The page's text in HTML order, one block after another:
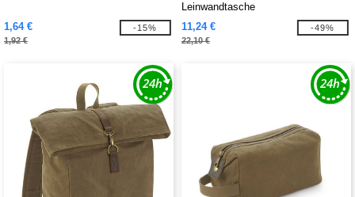
1,64 €
1,92 €
-15%
Leinwandtasche
11,24 €
22,10 €
-49%